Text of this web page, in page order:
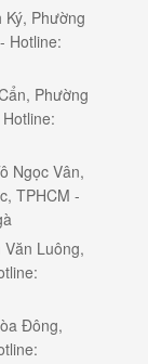
Phường
Hotline:
Phường
Ngọc Vân,
TPHCM -
Luông,
Đông,